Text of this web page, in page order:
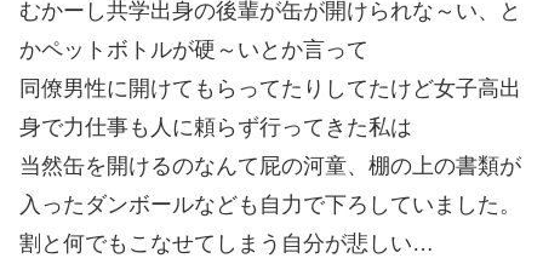
むかーし共学出身の後輩が缶が開けられな～い、と
かペットボトルが硬～いとか言って
同僚男性に開けてもらってたりしてたけど女子高出
身で力仕事も人に頼らず行ってきた私は
当然缶を開けるのなんて屁の河童、棚の上の書類が
入ったダンボールなども自力で下ろしていました。
割と何でもこなせてしまう自分が悲しい…